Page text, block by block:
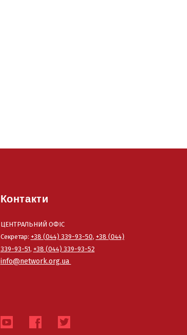
Контакти
ЦЕНТРАЛЬНИЙ ОФІС
Секретар: +38 (044) 339-93-50, +38 (044)
339-93-51, +38 (044) 339-93-52
info@network.org.ua